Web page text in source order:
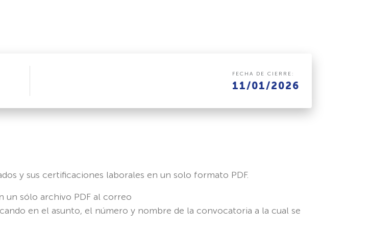
FECHA DE CIERRE:
11/01/2026
y sus certificaciones laborales en un solo formato PDF.
un sólo archivo PDF al correo
en el asunto, el número y nombre de la convocatoria a la cual se